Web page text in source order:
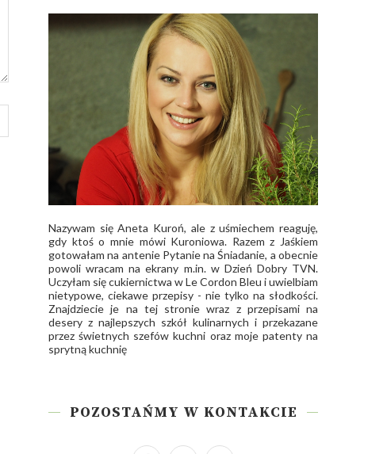
Nazywam się Aneta Kuroń, ale z uśmiechem reaguję,
gdy ktoś o mnie mówi Kuroniowa. Razem z Jaśkiem
gotowałam na antenie Pytanie na Śniadanie, a obecnie
powoli wracam na ekrany m.in. w Dzień Dobry TVN.
Uczyłam się cukiernictwa w Le Cordon Bleu i uwielbiam
nietypowe, ciekawe przepisy - nie tylko na słodkości.
Znajdziecie je na tej stronie wraz z przepisami na
desery z najlepszych szkół kulinarnych i przekazane
przez świetnych szefów kuchni oraz moje patenty na
sprytną kuchnię
POZOSTAŃMY W KONTAKCIE